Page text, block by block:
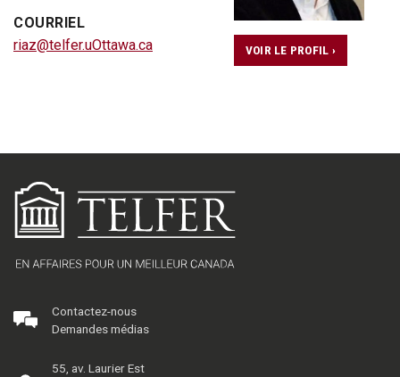
COURRIEL
riaz@telfer.uOttawa.ca
VOIR LE PROFIL ›
Contactez-nous
Demandes médias
55, av. Laurier Est